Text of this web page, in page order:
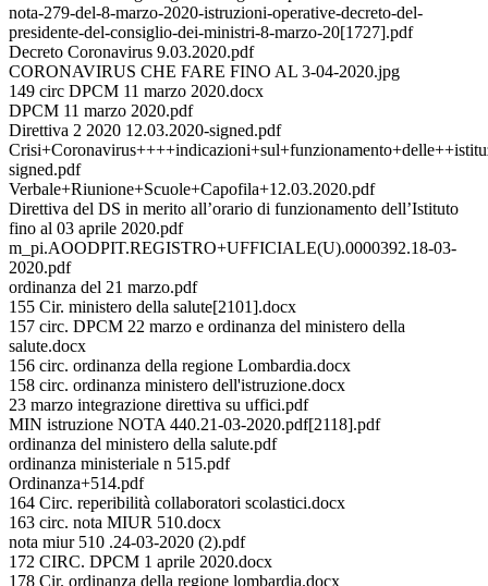
nota-279-del-8-marzo-2020-istruzioni-operative-decreto-del-
presidente-del-consiglio-dei-ministri-8-marzo-20[1727].pdf
Decreto Coronavirus 9.03.2020.pdf
CORONAVIRUS CHE FARE FINO AL 3-04-2020.jpg
149 circ DPCM 11 marzo 2020.docx
DPCM 11 marzo 2020.pdf
Direttiva 2 2020 12.03.2020-signed.pdf
signed.pdf
Verbale+Riunione+Scuole+Capofila+12.03.2020.pdf
Direttiva del DS in merito all’orario di funzionamento dell’Istituto
fino al 03 aprile 2020.pdf
m_pi.AOODPIT.REGISTRO+UFFICIALE(U).0000392.18-03-
2020.pdf
ordinanza del 21 marzo.pdf
155 Cir. ministero della salute[2101].docx
157 circ. DPCM 22 marzo e ordinanza del ministero della
salute.docx
156 circ. ordinanza della regione Lombardia.docx
158 circ. ordinanza ministero dell'istruzione.docx
23 marzo integrazione direttiva su uffici.pdf
MIN istruzione NOTA 440.21-03-2020.pdf[2118].pdf
ordinanza del ministero della salute.pdf
ordinanza ministeriale n 515.pdf
Ordinanza+514.pdf
164 Circ. reperibilità collaboratori scolastici.docx
163 circ. nota MIUR 510.docx
nota miur 510 .24-03-2020 (2).pdf
172 CIRC. DPCM 1 aprile 2020.docx
178 Cir. ordinanza della regione lombardia.docx